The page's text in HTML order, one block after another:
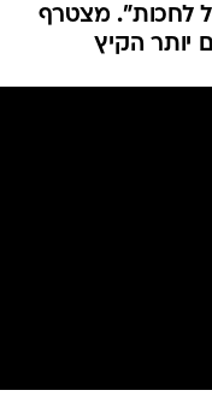
לחכות". מצטרף
יותר הקיץ